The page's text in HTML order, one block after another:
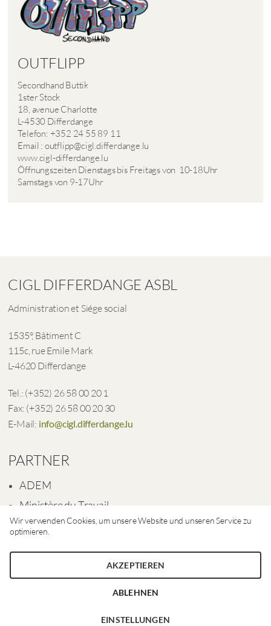
Wir verwenden Cookies, um unsere Website und unseren Service zu
optimieren.
AKZEPTIEREN
ABLEHNEN
EINSTELLUNGEN
OUTFLIPP
Secondhand Buttik
1ster Stock
18, avenue Charlotte
L-4530 Differdange
Telefon: +352 24 55 89 11
Email : outflipp@cigl.differdange.lu
www.cigl-differdange.lu
Öffnungszeiten Dienstags bis Freitags von 10-18Uhr
Samstags von 9-17Uhr
CIGL DIFFERDANGE ASBL
Administration et Siége social
1535°, Bâtiment C
115c, rue Emile Mark
L-4620 Differdange
Tel.: (+352) 26 58 00 20 1
Fax: (+352) 26 58 00 20 30
E-Mail: info@cigl.differdange.lu
PARTNER
ADEM
Ministère du Travail
Ville de Differdange